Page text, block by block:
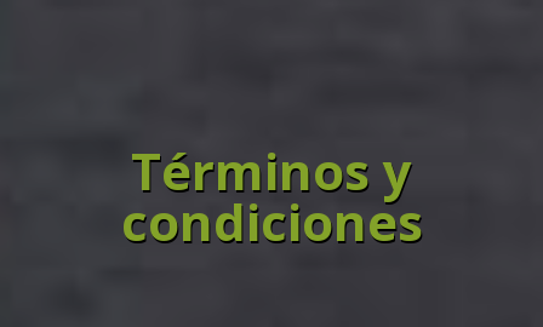
Términos y
condiciones